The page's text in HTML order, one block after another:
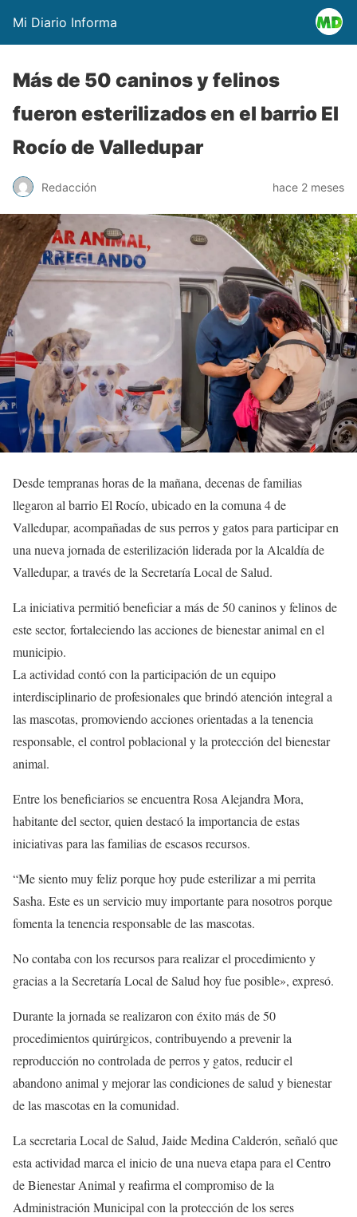
Mi Diario Informa
Más de 50 caninos y felinos
fueron esterilizados en el barrio El
Rocío de Valledupar
Redacción hace 2 meses
Desde tempranas horas de la mañana, decenas de familias
llegaron al barrio El Rocío, ubicado en la comuna 4 de
Valledupar, acompañadas de sus perros y gatos para participar en
una nueva jornada de esterilización liderada por la Alcaldía de
Valledupar, a través de la Secretaría Local de Salud.
La iniciativa permitió beneficiar a más de 50 caninos y felinos de
este sector, fortaleciendo las acciones de bienestar animal en el
municipio.
La actividad contó con la participación de un equipo
interdisciplinario de profesionales que brindó atención integral a
las mascotas, promoviendo acciones orientadas a la tenencia
responsable, el control poblacional y la protección del bienestar
animal.
Entre los beneficiarios se encuentra Rosa Alejandra Mora,
habitante del sector, quien destacó la importancia de estas
iniciativas para las familias de escasos recursos.
“Me siento muy feliz porque hoy pude esterilizar a mi perrita
Sasha. Este es un servicio muy importante para nosotros porque
fomenta la tenencia responsable de las mascotas.
No contaba con los recursos para realizar el procedimiento y
gracias a la Secretaría Local de Salud hoy fue posible», expresó.
Durante la jornada se realizaron con éxito más de 50
procedimientos quirúrgicos, contribuyendo a prevenir la
reproducción no controlada de perros y gatos, reducir el
abandono animal y mejorar las condiciones de salud y bienestar
de las mascotas en la comunidad.
La secretaria Local de Salud, Jaide Medina Calderón, señaló que
esta actividad marca el inicio de una nueva etapa para el Centro
de Bienestar Animal y reafirma el compromiso de la
Administración Municipal con la protección de los seres